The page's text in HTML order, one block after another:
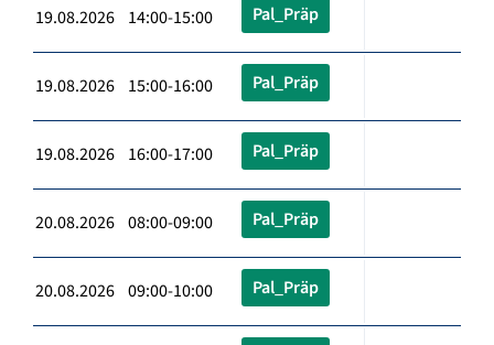
19.08.2026 14:00-15:00 Pal_Präp
19.08.2026 15:00-16:00 Pal_Präp
19.08.2026 16:00-17:00 Pal_Präp
20.08.2026 08:00-09:00 Pal_Präp
20.08.2026 09:00-10:00 Pal_Präp